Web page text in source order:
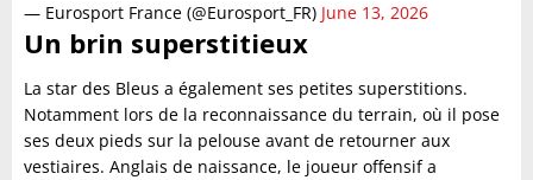
— Eurosport France (@Eurosport_FR) June 13, 2026
Un brin superstitieux
La star des Bleus a également ses petites superstitions.
Notamment lors de la reconnaissance du terrain, où il pose
ses deux pieds sur la pelouse avant de retourner aux
vestiaires. Anglais de naissance, le joueur offensif a